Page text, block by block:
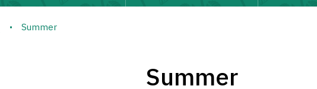
Summer
Summer